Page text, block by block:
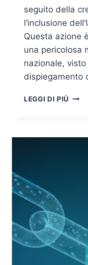
seguito della
l’inclusione
Questa azione
una pericolosa
nazionale,
dispiegamento
LEGGI DI PIÙ